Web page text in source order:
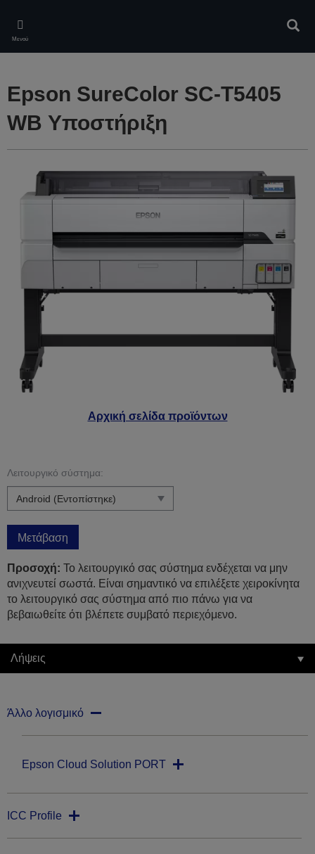
main
content
Μενού
Αρχική σελίδα προϊόντων
Epson SureColor SC-T5405
WB Υποστήριξη
Λειτουργικό σύστημα:
Μετάβαση
Προσοχή: Το λειτουργικό σας σύστημα ενδέχεται να μην
ανιχνευτεί σωστά. Είναι σημαντικό να επιλέξετε χειροκίνητα
το λειτουργικό σας σύστημα από πιο πάνω για να
βεβαιωθείτε ότι βλέπετε συμβατό περιεχόμενο.
Λήψεις
Άλλο λογισμικό
Epson Cloud Solution PORT
ICC Profile